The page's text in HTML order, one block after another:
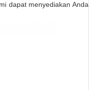
dapat menyediakan Anda